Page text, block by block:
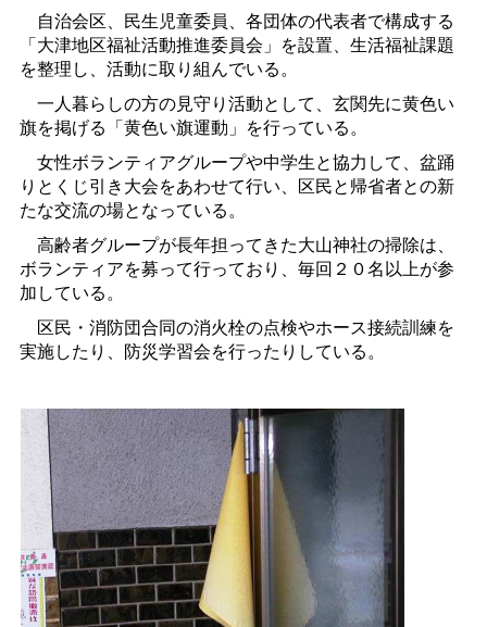
自治会区、民生児童委員、各団体の代表者で構成する
「大津地区福祉活動推進委員会」を設置、生活福祉課題
を整理し、活動に取り組んでいる。
一人暮らしの方の見守り活動として、玄関先に黄色い
旗を掲げる「黄色い旗運動」を行っている。
女性ボランティアグループや中学生と協力して、盆踊
りとくじ引き大会をあわせて行い、区民と帰省者との新
たな交流の場となっている。
高齢者グループが長年担ってきた大山神社の掃除は、
ボランティアを募って行っており、毎回２０名以上が参
加している。
区民・消防団合同の消火栓の点検やホース接続訓練を
実施したり、防災学習会を行ったりしている。